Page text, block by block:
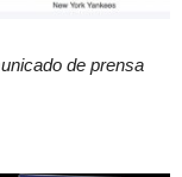
de prensa